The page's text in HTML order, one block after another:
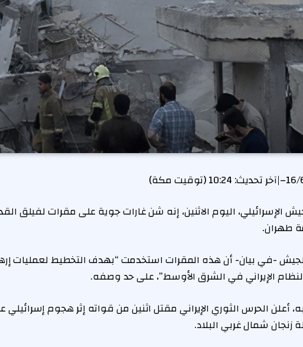
–
|آخر تحديث: 10:24 (توقيت مكة)
الإسرائيلي، اليوم الاثنين، إنه شن غارات جوية على مقرات لفيلق
طهران.
-في بيان- أن هذه المقرات استخدمت “بهدف التخطيط لعمليات
الإيراني في الشرق الأوسط”، على حد وصفه.
أعلن الحرس الثوري الإيراني مقتل اثنين من قواته إثر هجوم
زنجان شمال غربي البلاد.